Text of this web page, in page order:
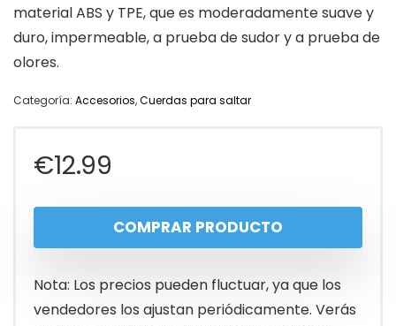
material ABS y TPE, que es moderadamente suave y
duro, impermeable, a prueba de sudor y a prueba de
olores.
Categoría: Accesorios,Cuerdas para saltar
€12.99
COMPRAR PRODUCTO
Nota: Los precios pueden fluctuar, ya que los
vendedores los ajustan periódicamente. Verás